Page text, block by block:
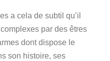
a cela de subtil qu’il
par des êtres
dont dispose le
son histoire, ses